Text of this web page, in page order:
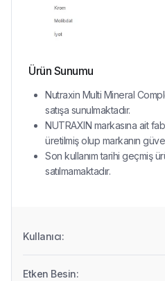
Ürün Sunumu
Nutraxin Multi Mineral
satışa sunulmaktadır.
NUTRAXIN markasına ait
üretilmiş olup markanın
Son kullanım tarihi geçmiş
satılmamaktadır.
Kullanıcı:
Etken Besin: